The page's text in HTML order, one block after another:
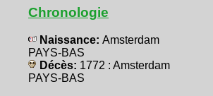
Chronologie
Naissance: Amsterdam
PAYS-BAS
Décès: 1772 : Amsterdam
PAYS-BAS